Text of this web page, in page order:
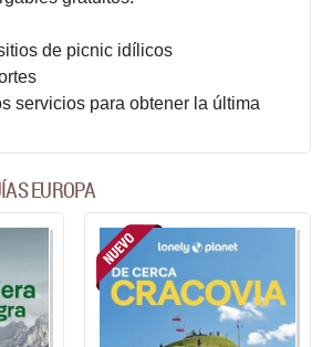
de picnic idílicos
servicios para obtener la última
EUROPA